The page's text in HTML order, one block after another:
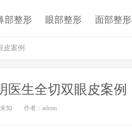
部整形 眼部整形 面部整形
皮案例
医生全切双眼皮案例
知 作者：admin